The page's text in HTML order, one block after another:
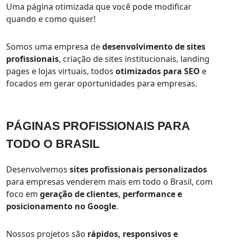
Uma página otimizada que você pode modificar
quando e como quiser!
Somos uma empresa dedesenvolvimento de sites
profissionais, criação de sites institucionais, landing
pages e lojas virtuais, todos otimizados para SEO e
focados em gerar oportunidades para empresas.
PÁGINAS PROFISSIONAIS PARA
TODO O BRASIL
Desenvolvemos sites profissionais personalizados
para empresas venderem mais em todo o Brasil, com
foco em geração de clientes, performance e
posicionamento no Google.
Nossos projetos são rápidos, responsivos e